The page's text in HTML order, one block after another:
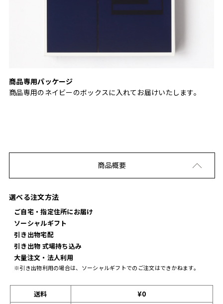
商品専用パッケージ
商品専用のネイビーのボックスに入れてお届けいたします。
商品概要
選べる注文方法
ご自宅・指定住所にお届け
ソーシャルギフト
引き出物宅配
引き出物 式場持ち込み
大量注文・法人利用
※引き出物利用の場合は、ソーシャルギフトでのご注文はできかねます。
送料
¥0